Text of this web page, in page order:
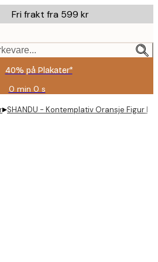
Fri frakt fra 599 kr
40% på Plakater*
0 min 0 s
Gyldig
til
og
▸SHANDU - Kontemplativ Oransje Figur